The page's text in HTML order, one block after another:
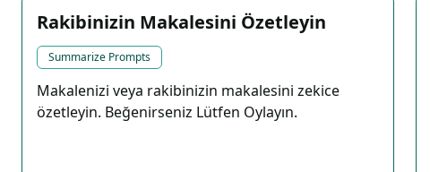
Rakibinizin Makalesini Özetleyin
Summarize Prompts
Makalenizi veya rakibinizin makalesini zekice
özetleyin. Beğenirseniz Lütfen Oylayın.